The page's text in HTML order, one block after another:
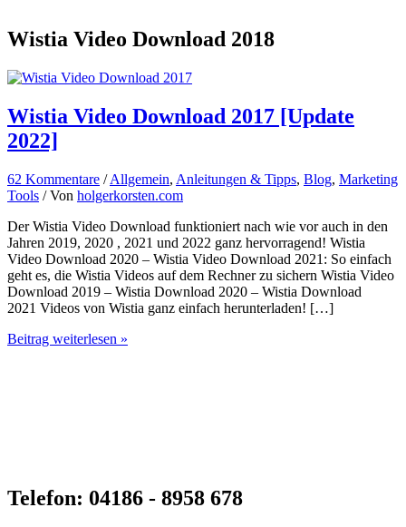
Wistia Video Download 2018
Wistia Video Download 2017 [Update
2022]
62 Kommentare /Allgemein, Anleitungen & Tipps, Blog, Marketing
Tools / Von holgerkorsten.com
Der Wistia Video Download funktioniert nach wie vor auch in den
Jahren 2019, 2020 , 2021 und 2022 ganz hervorragend! Wistia
Video Download 2020 – Wistia Video Download 2021: So einfach
geht es, die Wistia Videos auf dem Rechner zu sichern Wistia Video
Download 2019 – Wistia Download 2020 – Wistia Download
2021 Videos von Wistia ganz einfach herunterladen! […]
Wistia
Beitrag weiterlesen »
Telefon: 04186 - 8958 678